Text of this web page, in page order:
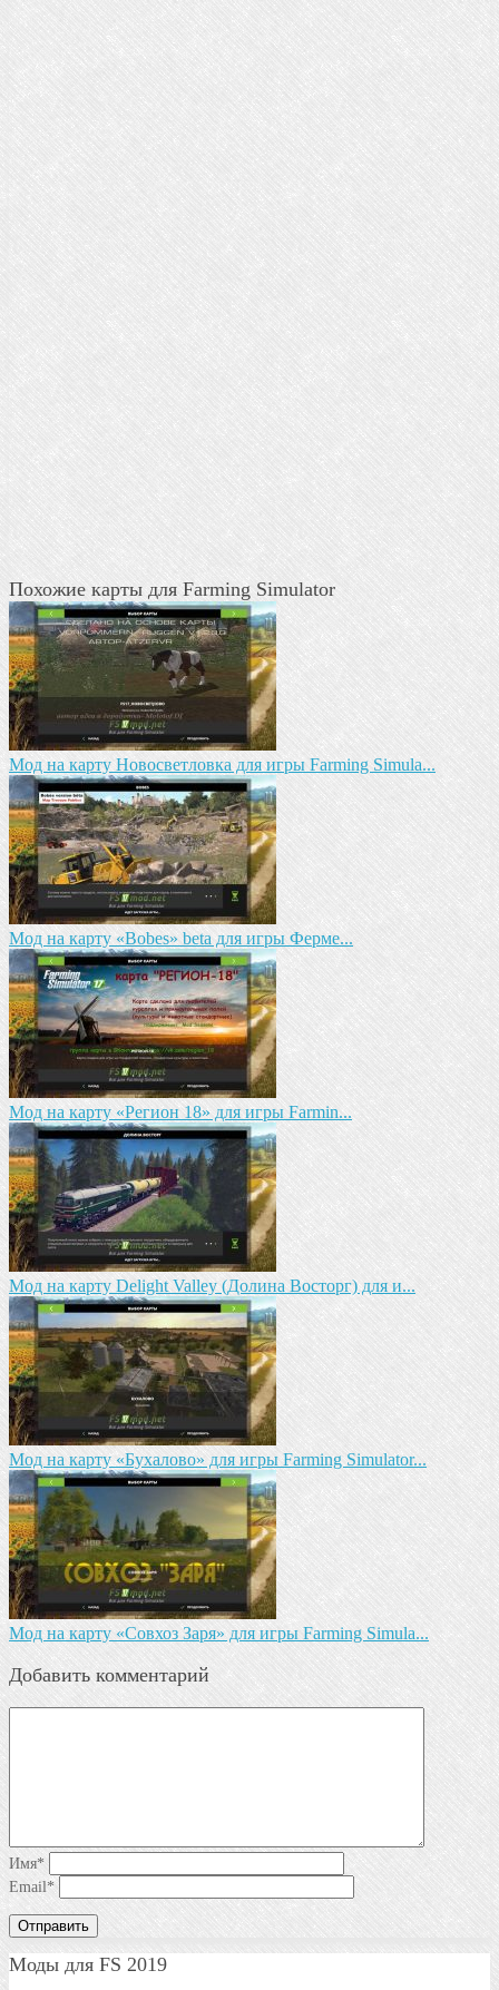
Похожие карты для Farming Simulator
Мод на карту Новосветловка для игры Farming Simula...
Мод на карту «Bobes» beta для игры Ферме...
Мод на карту «Регион 18» для игры Farmin...
Мод на карту Delight Valley (Долина Восторг) для и...
Мод на карту «Бухалово» для игры Farming Simulator...
Мод на карту «Совхоз Заря» для игры Farming Simula...
Добавить комментарий
Имя*
Email*
Моды для FS 2019